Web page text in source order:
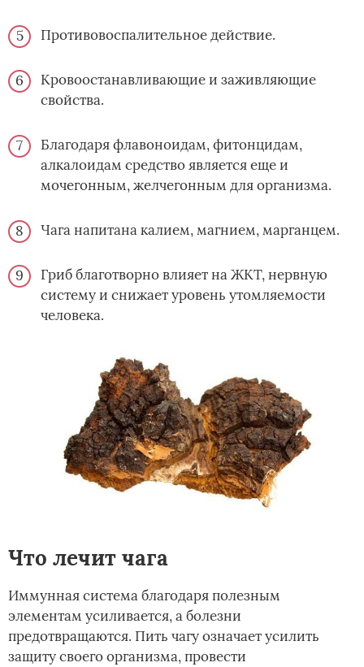
Противовоспалительное действие.
Кровоостанавливающие и заживляющие
свойства.
Благодаря флавоноидам, фитонцидам,
алкалоидам средство является еще и
мочегонным, желчегонным для организма.
Чага напитана калием, магнием, марганцем.
Гриб благотворно влияет на ЖКТ, нервную
систему и снижает уровень утомляемости
человека.
Что лечит чага
Иммунная система благодаря полезным
элементам усиливается, а болезни
предотвращаются. Пить чагу означает усилить
защиту своего организма, провести